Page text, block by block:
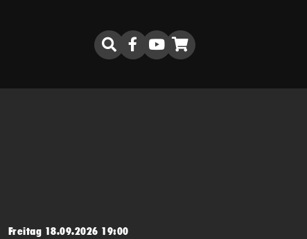
Freitag 18.09.2026 19:00